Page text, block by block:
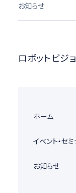
お知らせ
ロボットビジ
ホーム
イベント・セ
お知らせ